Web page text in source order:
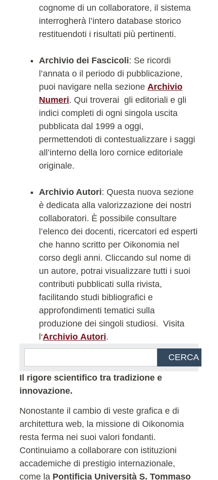
cognome di un collaboratore, il sistema
interrogherà l’intero database storico
restituendoti i risultati più pertinenti.
Archivio dei Fascicoli: Se ricordi
l’annata o il periodo di pubblicazione,
puoi navigare nella sezione Archivio
Numeri. Qui troverai gli editoriali e gli
indici completi di ogni singola uscita
pubblicata dal 1999 a oggi,
permettendoti di contestualizzare i saggi
all’interno della loro cornice editoriale
originale.
Archivio Autori: Questa nuova sezione
è dedicata alla valorizzazione dei nostri
collaboratori. È possibile consultare
l’elenco dei docenti, ricercatori ed esperti
che hanno scritto per Oikonomia nel
corso degli anni. Cliccando sul nome di
un autore, potrai visualizzare tutti i suoi
contributi pubblicati sulla rivista,
facilitando studi bibliografici e
approfondimenti tematici sulla
produzione dei singoli studiosi. Visita
l‘Archivio Autori.
CERCA
Il rigore scientifico tra tradizione e
innovazione.
Nonostante il cambio di veste grafica e di
architettura web, la missione di Oikonomia
resta ferma nei suoi valori fondanti.
Continuiamo a collaborare con istituzioni
accademiche di prestigio internazionale,
come la Pontificia Università S. Tommaso